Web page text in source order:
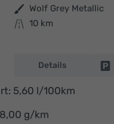
Außenfarbe Wolf Grey Metallic
Kilometerstand 10 km
Details
5,60 l/100km
g/km